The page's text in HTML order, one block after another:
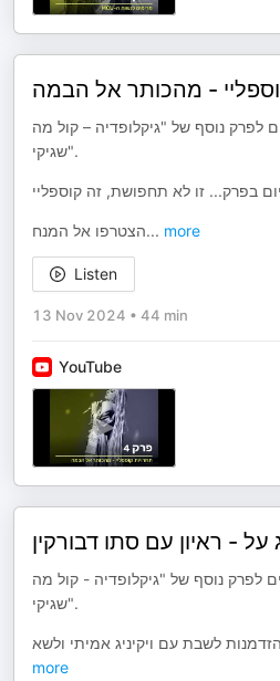
- מהכותר אל הבמה
לפרק נוסף של "גיקלופדיה – קול מה
שגיקי".
הצטרפו אל המנח... more
Listen
13 Nov 2024 • 44 min
YouTube
על - ראיון עם סתו דבורקין
לפרק נוסף של "גיקלופדיה - קול מה
שגיקי".
לשבת עם ויקיניג אמיתי ולשא
more